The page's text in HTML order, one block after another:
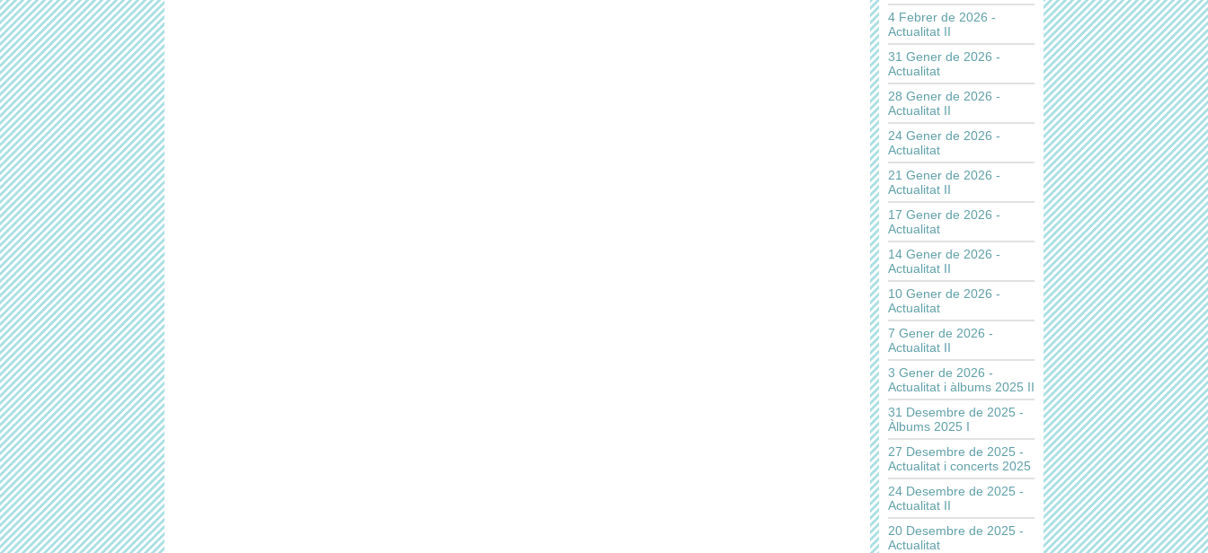
4 Febrer de 2026 -
Actualitat II
31 Gener de 2026 -
Actualitat
28 Gener de 2026 -
Actualitat II
24 Gener de 2026 -
Actualitat
21 Gener de 2026 -
Actualitat II
17 Gener de 2026 -
Actualitat
14 Gener de 2026 -
Actualitat II
10 Gener de 2026 -
Actualitat
7 Gener de 2026 -
Actualitat II
3 Gener de 2026 -
Actualitat i àlbums 2025 II
31 Desembre de 2025 -
Àlbums 2025 I
27 Desembre de 2025 -
Actualitat i concerts 2025
24 Desembre de 2025 -
Actualitat II
20 Desembre de 2025 -
Actualitat